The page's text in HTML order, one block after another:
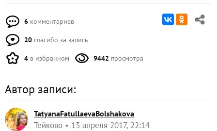
6 комментариев
20 спасибо за запись
4 в избранном 9442 просмотра
Автор записи:
TatyanaFatullaevaBolshakova
Тейково 13 апреля 2017, 22:14